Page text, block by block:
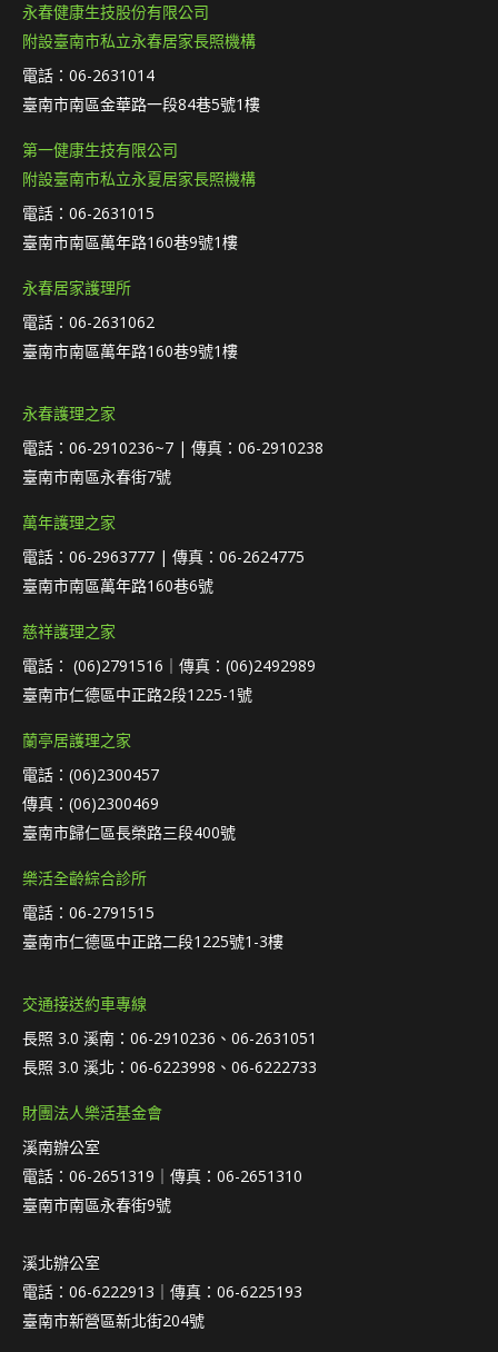
永春健康生技股份有限公司
附設臺南市私立永春居家長照機構
電話：06-2631014
臺南市南區金華路一段84巷5號1樓
第一健康生技有限公司
附設臺南市私立永夏居家長照機構
電話：06-2631015
臺南市南區萬年路160巷9號1樓
永春居家護理所
電話：06-2631062
臺南市南區萬年路160巷9號1樓
永春護理之家
電話：06-2910236~7 | 傳真：06-2910238
臺南市南區永春街7號
萬年護理之家
電話：06-2963777 | 傳真：06-2624775
臺南市南區萬年路160巷6號
慈祥護理之家
電話： (06)2791516｜傳真：(06)2492989
臺南市仁德區中正路2段1225-1號
蘭亭居護理之家
電話：(06)2300457
傳真：(06)2300469
臺南市歸仁區長榮路三段400號
樂活全齡綜合診所
電話：06-2791515
臺南市仁德區中正路二段1225號1-3樓
交通接送約車專線
長照 3.0 溪南：06-2910236、06-2631051
長照 3.0 溪北：06-6223998、06-6222733
財團法人樂活基金會
溪南辦公室
電話：06-2651319｜傳真：06-2651310
臺南市南區永春街9號
溪北辦公室
電話：06-6222913｜傳真：06-6225193
臺南市新營區新北街204號